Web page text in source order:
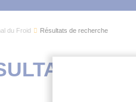
du Froid Résultats de recherche
DE